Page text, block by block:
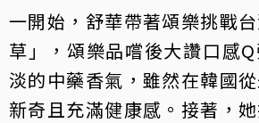
一開始，舒華帶著頌樂挑戰
草」，頌樂品嚐後大讚口感
淡的中藥香氣，雖然在韓國
新奇且充滿健康感。接著，